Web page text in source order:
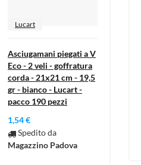
Lucart
Asciugamani piegati a V
Eco - 2 veli - goffratura
corda - 21x21 cm - 19,5
gr - bianco - Lucart -
pacco 190 pezzi
1,54 €
Spedito da
Magazzino Padova